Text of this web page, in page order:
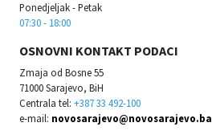
Ponedjeljak - Petak
07:30 - 18:00
OSNOVNI KONTAKT PODACI
Zmaja od Bosne 55
71000 Sarajevo, BiH
Centrala tel: +387 33 492-100
e-mail: novosarajevo@novosarajevo.ba